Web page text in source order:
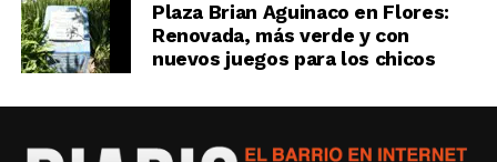
Plaza Brian Aguinaco en Flores:
Renovada, más verde y con
nuevos juegos para los chicos